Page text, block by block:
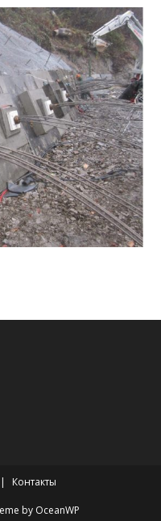
Контакты
by OceanWP